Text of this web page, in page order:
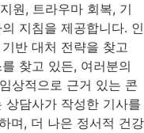
원, 트라우마 회복, 기
지침을 제공합니다. 인
반 대처 전략을 찾고
찾고 있든, 여러분의
상적으로 근거 있는 콘
상담사가 작성한 기사를
며, 더 나은 정서적 건강